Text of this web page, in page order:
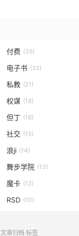
付费 (35)
电子书 (32)
私教 (21)
权谋 (18)
但丁 (16)
社交 (15)
浪ji (14)
舞步学院 (13)
魔卡 (12)
RSD (10)
文章归档 标签